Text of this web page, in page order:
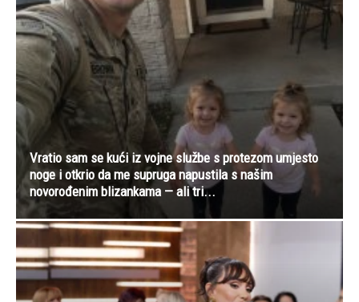
Vratio sam se kući iz vojne službe s protezom umjesto
noge i otkrio da me supruga napustila s našim
novorođenim blizankama — ali tri...